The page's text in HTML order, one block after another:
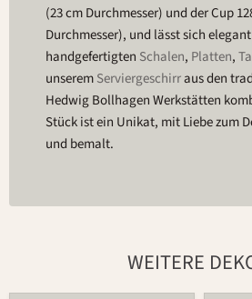
(23 cm Durchmesser) und der Cup
Durchmesser), und lässt sich
handgefertigten Schalen, Platten,
unseremServiergeschirraus den
Hedwig Bollhagen Werkstätten
Stück ist ein Unikat, mit Liebe zum
und bemalt.
WEITERE